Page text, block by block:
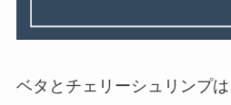
ベタとチェリーシュリンプ